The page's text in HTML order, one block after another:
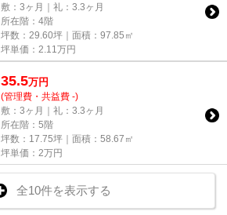
敷：3ヶ月｜礼：3.3ヶ月
所在階：4階
坪数：29.60坪｜面積：97.85㎡
坪単価： 2.11 万円
35.5万円
(管理費・共益費 -)
敷：3ヶ月｜礼：3.3ヶ月
所在階：5階
坪数：17.75坪｜面積：58.67㎡
坪単価： 2万円
全10件を表示する